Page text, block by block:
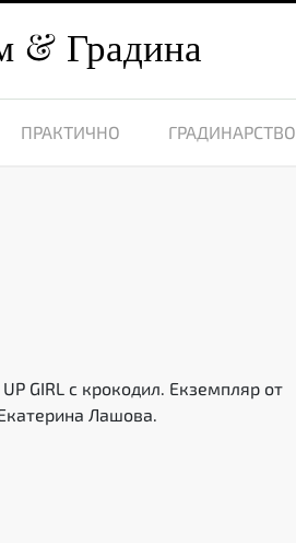
Градина
ПРАКТИЧНО ГРАДИНАРСТВО
GIRL с крокодил. Екземпляр от
Лашова.